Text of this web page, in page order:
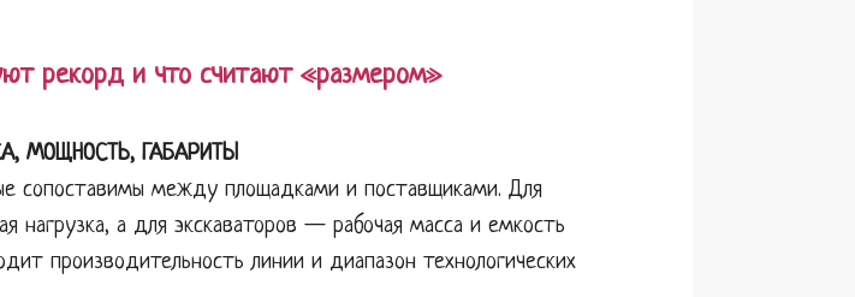
рекорд и что считают «размером»
МОЩНОСТЬ, ГАБАРИТЫ
сопоставимы между площадками и поставщиками. Для
нагрузка, а для экскаваторов — рабочая масса и емкость
производительность линии и диапазон технологических